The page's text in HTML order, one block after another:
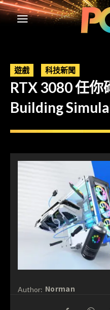
遊戲 科技新聞
RTX 3080 任你
Building
Author: Norman